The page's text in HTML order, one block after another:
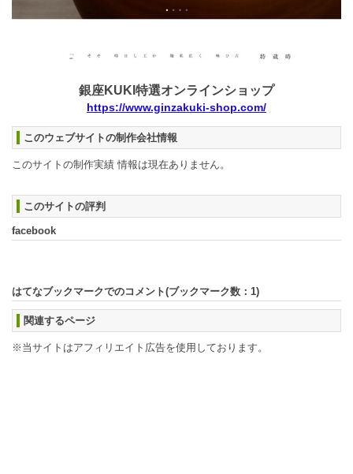
銀座KUKI特選オンラインショップ
https://www.ginzakuki-shop.com/
このウェブサイトの制作会社情報
このサイトの制作実績 情報は現在ありません。
このサイトの評判
facebook
はてなブックマークでのコメント(ブックマーク数： 1)
関連するページ
※当サイトはアフィリエイト広告を使用しております。